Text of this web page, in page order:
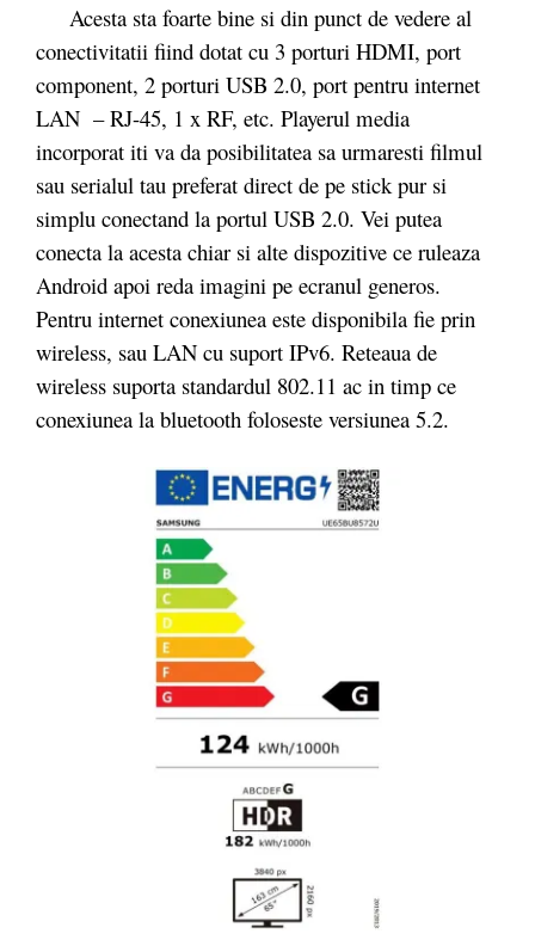
Acesta sta foarte bine si din punct de vedere al
conectivitatii fiind dotat cu 3 porturi HDMI, port
component, 2 porturi USB 2.0, port pentru internet
LAN – RJ-45, 1 x RF, etc. Playerul media
incorporat iti va da posibilitatea sa urmaresti filmul
sau serialul tau preferat direct de pe stick pur si
simplu conectand la portul USB 2.0. Vei putea
conecta la acesta chiar si alte dispozitive ce ruleaza
Android apoi reda imagini pe ecranul generos.
Pentru internet conexiunea este disponibila fie prin
wireless, sau LAN cu suport IPv6. Reteaua de
wireless suporta standardul 802.11 ac in timp ce
conexiunea la bluetooth foloseste versiunea 5.2.